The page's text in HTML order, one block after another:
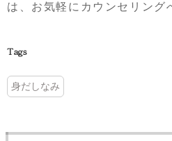
は、お気軽にカウンセリング
Tags
身だしなみ